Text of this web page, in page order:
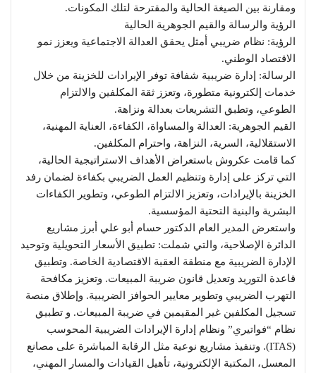
ومقارنة بين الصيغة الحالية والمقترحة لتلك المكونات.
الرؤية والرسالة والقيم الجوهرية الحالية
الرؤية: نظام ضريبي أمثل يحقق العدالة الاجتماعية ويعزز نمو
الاقتصاد الوطني.
الرسالة: إدارة ضريبية شفافة توفر الإيرادات للخزينة من خلال
خدمات إلكترونية متطورة، وتعزز ثقة المكلفين والالتزام
الطوعي، وتطبق التشريعات بعدالة ونزاهة.
القيم الجوهرية: العدالة والمساواة، الكفاءة، العناية المهنية،
الاستقلالية، السرية، النزاهة، واحترام المكلفين.
كما قامت عكروش باستعراض الأهداف الاستراتيجية الحالية،
التي تركز على إدارة وتنظيم العمل الضريبي بكفاءة لضمان رفد
الخزينة بالإيرادات، وتعزيز الالتزام الطوعي، وتطوير الكفاءات
البشرية والبنية التحتية المؤسسية.
واستعرض المدير العام الدكتور حسام أبو علي أبرز مشاريع
الدائرة الإصلاحية، والتي شملت: تطبيق الأسعار التحويلية وتوحيد
الإدارة الضريبية مع منطقة العقبة الاقتصادية الخاصة. وتطبيق
قاعدة التوريد وتعديل قانون ضريبة المبيعات. وتعزيز مكافحة
التهرب الضريبي وتطوير معايير الحوافز الضريبية. وإطلاق منصة
تسجيل المكلفين غير المقيمين في ضريبة المبيعات. و تطبيق
نظام “فواتيري” ونظام إدارة الإيرادات الضريبية المحوسب
(ITAS). وتنفيذ مشاريع نوعية مثل الرقابة المباشرة على مصانع
المعسل، المكتبة الإلكترونية، تأهيل القيادات والمسار المهني،